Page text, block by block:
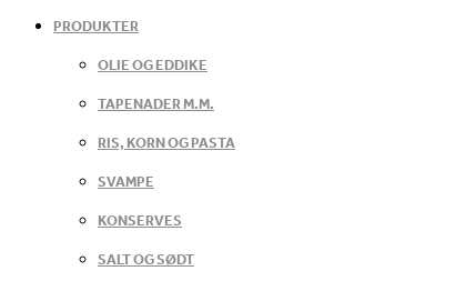
PRODUKTER
OLIE OG EDDIKE
TAPENADER M.M.
RIS, KORN OG PASTA
SVAMPE
KONSERVES
SALT OG SØDT